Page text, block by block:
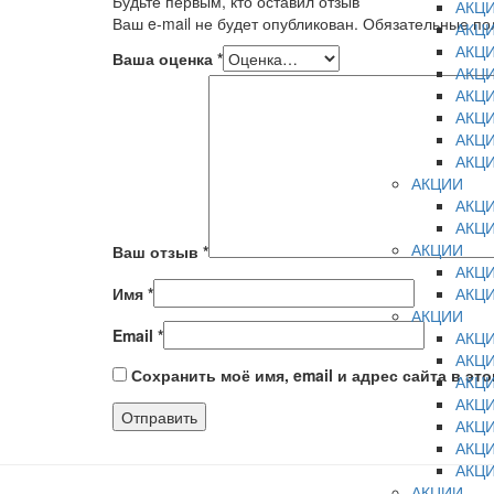
АКЦИИ
АКЦИИ
АКЦИИ
Ваш e-mail не будет опубликован. Обязательные
Ваша оценка *
Ваш отзыв *
Имя *
Email *
Сохранить моё имя, email и адрес сайта в